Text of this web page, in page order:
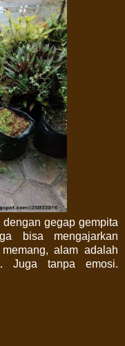
gegap gempita
bisa mengajarkan
alam adalah
Juga tanpa emosi.